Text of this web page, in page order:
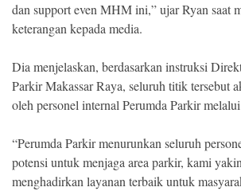
dan support even MHM ini,” ujar Ryan saat
keterangan kepada media.
Dia menjelaskan, berdasarkan instruksi
Parkir Makassar Raya, seluruh titik tersebut
oleh personel internal Perumda Parkir
“Perumda Parkir menurunkan seluruh
potensi untuk menjaga area parkir, kami
menghadirkan layanan terbaik untuk